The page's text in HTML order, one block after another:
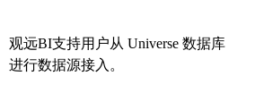
观远BI支持用户从 Universe 数据库
进行数据源接入。